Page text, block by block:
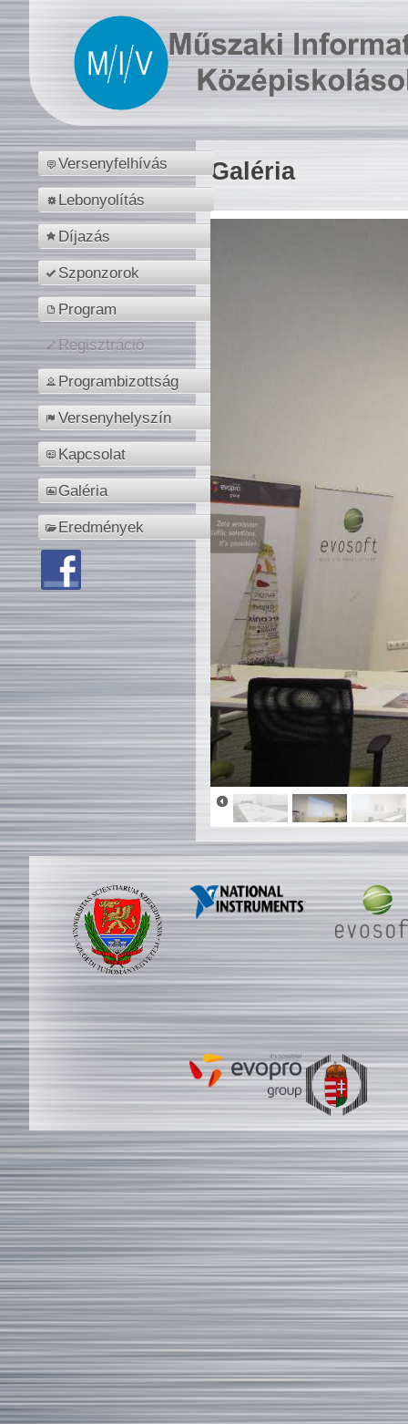
Versenyfelhívás
Lebonyolítás
Díjazás
Szponzorok
Program
Regisztráció
Programbizottság
Versenyhelyszín
Kapcsolat
Galéria
Eredmények
Galéria